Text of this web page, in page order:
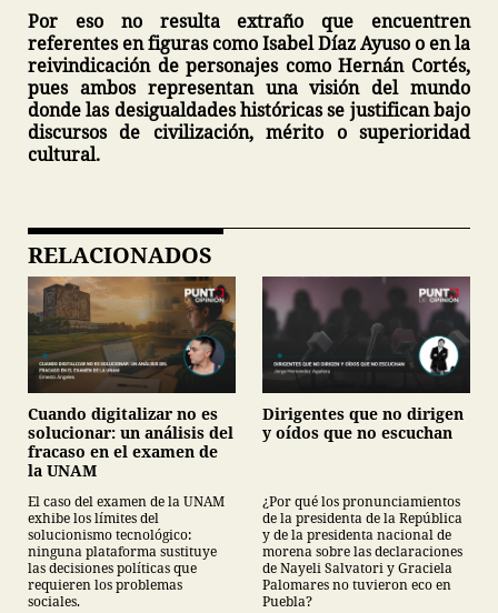
Por eso no resulta extraño que encuentren
referentes en figuras como Isabel Díaz Ayuso o en la
reivindicación de personajes como Hernán Cortés,
pues ambos representan una visión del mundo
donde las desigualdades históricas se justifican bajo
discursos de civilización, mérito o superioridad
cultural.
RELACIONADOS
Cuando digitalizar no es
solucionar: un análisis del
fracaso en el examen de
la UNAM
El caso del examen de la UNAM
exhibe los límites del
solucionismo tecnológico:
ninguna plataforma sustituye
las decisiones políticas que
requieren los problemas
sociales.
Dirigentes que no dirigen
y oídos que no escuchan
¿Por qué los pronunciamientos
de la presidenta de la República
y de la presidenta nacional de
morena sobre las declaraciones
de Nayeli Salvatori y Graciela
Palomares no tuvieron eco en
Puebla?